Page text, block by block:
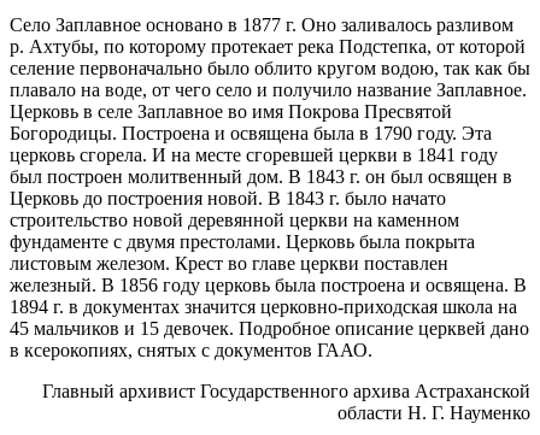
Село Заплавное основано в 1877 г. Оно заливалось разливом
р. Ахтубы, по которому протекает река Подстепка, от которой
селение первоначально было облито кругом водою, так как бы
плавало на воде, от чего село и получило название Заплавное.
Церковь в селе Заплавное во имя Покрова Пресвятой
Богородицы. Построена и освящена была в 1790 году. Эта
церковь сгорела. И на месте сгоревшей церкви в 1841 году
был построен молитвенный дом. В 1843 г. он был освящен в
Церковь до построения новой. В 1843 г. было начато
строительство новой деревянной церкви на каменном
фундаменте с двумя престолами. Церковь была покрыта
листовым железом. Крест во главе церкви поставлен
железный. В 1856 году церковь была построена и освящена. В
1894 г. в документах значится церковно-приходская школа на
45 мальчиков и 15 девочек. Подробное описание церквей дано
в ксерокопиях, снятых с документов ГААО.
Главный архивист Государственного архива Астраханской
области Н. Г. Науменко